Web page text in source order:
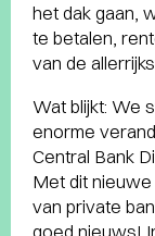
het dak gaan,
te betalen,
van de
Wat blijkt: We
enorme
Central Bank
Met dit
van private
goed nieuws!